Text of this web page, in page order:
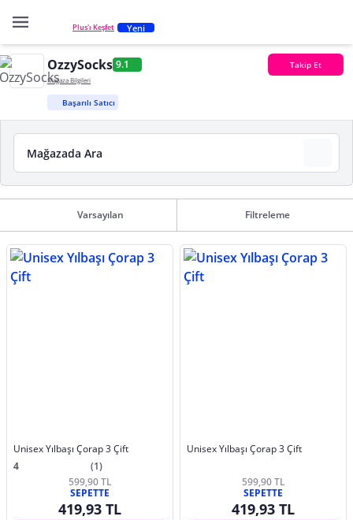
Plus'ı Keşfet Yeni
OzzySocks 9.1 Takip Et
Mağaza Bilgileri
Başarılı Satıcı
Varsayılan Filtreleme
Unisex Yılbaşı Çorap 3 Çift
4
(1)
599,90 TL
SEPETTE
419,93 TL
Unisex Yılbaşı Çorap 3 Çift
599,90 TL
SEPETTE
419,93 TL